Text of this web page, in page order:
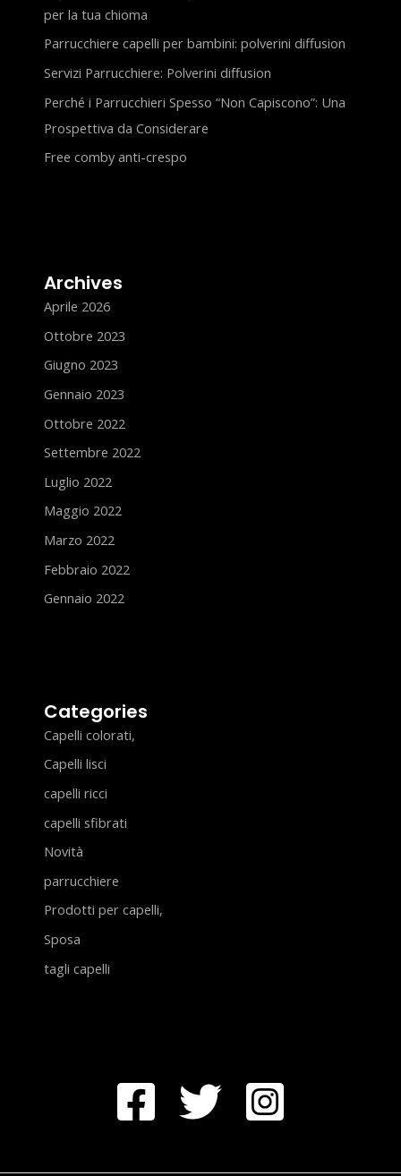
per la tua chioma
Parrucchiere capelli per bambini: polverini diffusion
Servizi Parrucchiere: Polverini diffusion
Perché i Parrucchieri Spesso “Non Capiscono”: Una
Prospettiva da Considerare
Free comby anti-crespo
Archives
Aprile 2026
Ottobre 2023
Giugno 2023
Gennaio 2023
Ottobre 2022
Settembre 2022
Luglio 2022
Maggio 2022
Marzo 2022
Febbraio 2022
Gennaio 2022
Categories
Capelli colorati,
Capelli lisci
capelli ricci
capelli sfibrati
Novità
parrucchiere
Prodotti per capelli,
Sposa
tagli capelli